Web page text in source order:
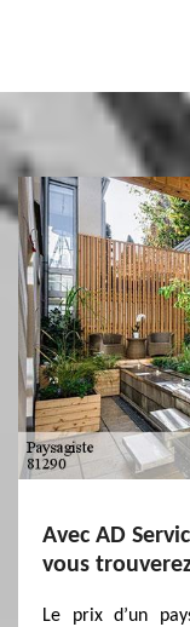
Avec AD
vous
Le prix d’un